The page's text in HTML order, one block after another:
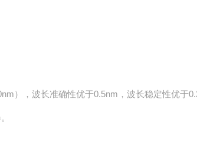
），波长准确性优于0.5nm，波长稳定性优于